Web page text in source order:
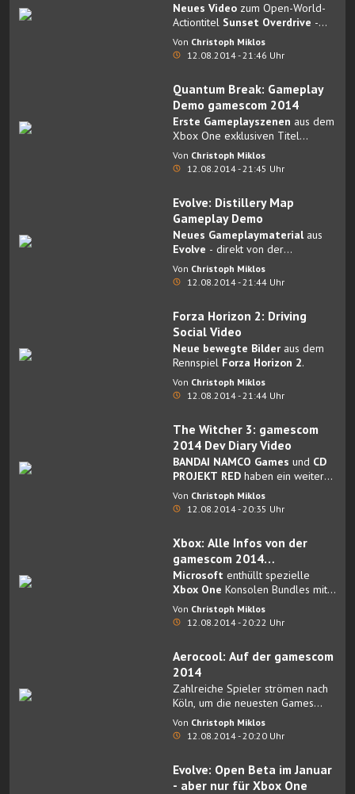
Neues Video zum Open-World-
Actiontitel Sunset Overdrive -
direkt von der Microsoft
gamescom 2014 PK.
Von Christoph Miklos
12.08.2014 - 21:46 Uhr
Quantum Break: Gameplay
Demo gamescom 2014
Erste Gameplayszenen aus dem
Xbox One exklusiven Titel
Quantum Break .
Von Christoph Miklos
12.08.2014 - 21:45 Uhr
Evolve: Distillery Map
Gameplay Demo
Neues Gameplaymaterial aus
Evolve - direkt von der
gamescom 2014.
Von Christoph Miklos
12.08.2014 - 21:44 Uhr
Forza Horizon 2: Driving
Social Video
Neue bewegte Bilder aus dem
Rennspiel Forza Horizon 2.
Von Christoph Miklos
12.08.2014 - 21:44 Uhr
The Witcher 3: gamescom
2014 Dev Diary Video
BANDAI NAMCO Games und CD
PROJEKT RED haben ein weiteres
Dev Diary
zuThe Witcher 3:
Wild Huntveröffentlicht.
Von Christoph Miklos
12.08.2014 - 20:35 Uhr
Xbox: Alle Infos von der
gamescom 2014
Pressekonferenz
Microsoft enthüllt spezielle
Xbox One Konsolen Bundles mit
CALL OF DUTY: ADVANCED
WARFARE, SUNSET OVERDRIVE
Blockbuster für diese
Weihnachten und gibt mit
QUANTUM BREAK, SCREAMRIDE
und RISE OF THE TOMB RAIDER
einen weiteren Ausblick auf 2015.
Von Christoph Miklos
12.08.2014 - 20:22 Uhr
Aerocool: Auf der gamescom
2014
Zahlreiche Spieler strömen nach
Köln, um die neuesten Games
sowie die aktuellste Hardware zu
sehen und auszuprobieren.
Von Christoph Miklos
12.08.2014 - 20:20 Uhr
Evolve: Open Beta im Januar
- aber nur für Xbox One